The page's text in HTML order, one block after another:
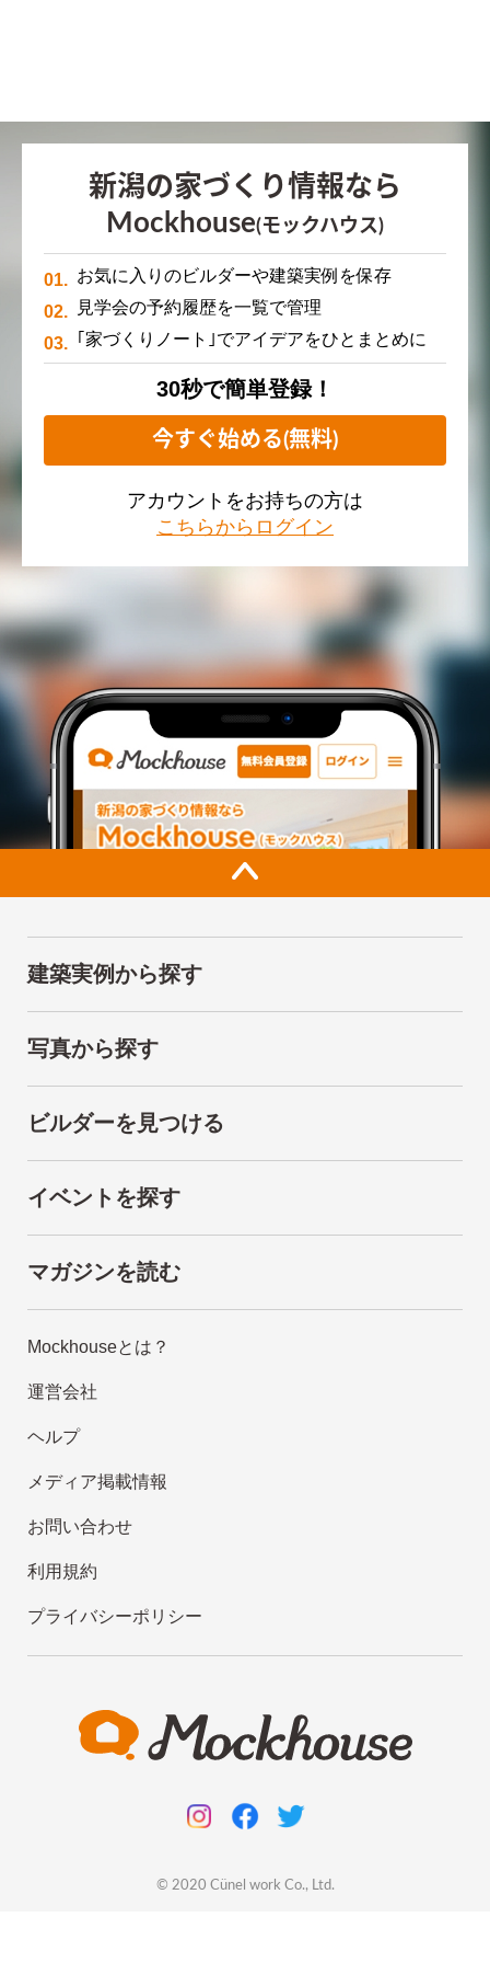
新潟の家づくり情報なら
Mockhouse(モックハウス)
お気に入りのビルダーや建築実例を保存
見学会の予約履歴を一覧で管理
｢家づくりノート｣でアイデアをひとまとめに
30秒で簡単登録！
今すぐ始める(無料)
アカウントをお持ちの方は
こちらからログイン
建築実例から探す
写真から探す
ビルダーを見つける
イベントを探す
マガジンを読む
Mockhouseとは？
運営会社
ヘルプ
メディア掲載情報
お問い合わせ
利用規約
プライバシーポリシー
© 2020 Cünel work Co., Ltd.